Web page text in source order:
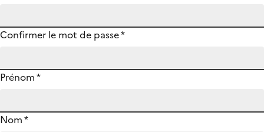
Confirmer le mot de passe*
Prénom*
Nom*